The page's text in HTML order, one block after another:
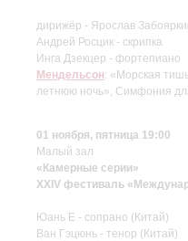
дирижёр - Ярослав
Андрей Росцик - скрипка
Инга Дзекцер - фортепиано
Мендельсон: «Морская
летнюю ночь», Симфония
01 ноября, пятница 19:00
Малый зал
«Камерные cерии»
XXIV фестиваль
Юань Е - сопрано (Китай)
Ван Гэцюнь - тенор (Китай)